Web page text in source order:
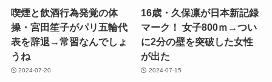
喫煙と飲酒行為発覚の体
操・宮田笙子がパリ五輪代
表を辞退→常習なんでしょ
うね
2024-07-20
16歳・久保凛が日本新記録
マーク！ 女子800ｍ→つい
に2分の壁を突破した女性
が出た
2024-07-15